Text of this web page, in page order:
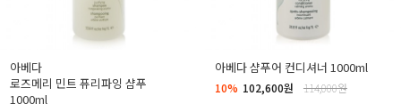
아베다
로즈메리 민트 퓨리파잉 샴푸
1000ml
아베다 샴푸어 컨디셔너 1000ml
10% 102,600원 114,000원